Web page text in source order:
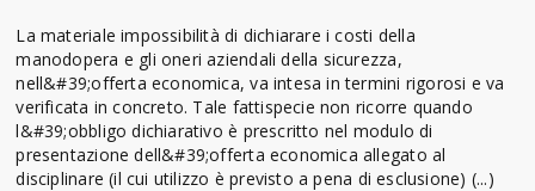
La materiale impossibilità di dichiarare i costi della
manodopera e gli oneri aziendali della sicurezza,
nell&#39;offerta economica, va intesa in termini rigorosi e va
verificata in concreto. Tale fattispecie non ricorre quando
l&#39;obbligo dichiarativo è prescritto nel modulo di
presentazione dell&#39;offerta economica allegato al
disciplinare (il cui utilizzo è previsto a pena di esclusione) (...)